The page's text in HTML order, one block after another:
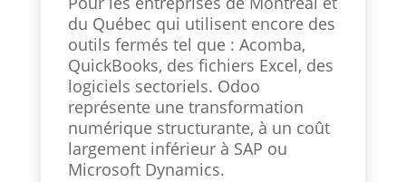
du Québec qui utilisent encore des
outils fermés tel que : Acomba,
QuickBooks, des fichiers Excel, des
logiciels sectoriels. Odoo
représente une transformation
numérique structurante, à un coût
largement inférieur à SAP ou
Microsoft Dynamics.